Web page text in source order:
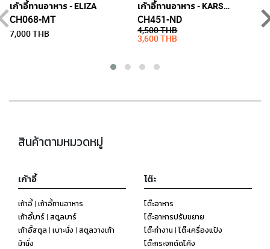
เก้าอี้ทานอาหาร - ELIZA
CH068-MT
7,000 THB
เก้าอี้ทานอาหาร - KARSON
CH451-ND
4,500 THB
3,600 THB
สินค้าตามหมวดหมู่
เก้าอี้
เก้าอี้ | เก้าอี้ทานอาหาร
เก้าอี้บาร์ | สตูลบาร์
เก้าอี้สตูล | เบาะนั่ง | สตูลวางเท้า
ม้านั่ง
โต๊ะ
โต๊ะอาหาร
โต๊ะอาหารปรับขยาย
โต๊ะทำงาน | โต๊ะเครื่องแป้ง
โต๊ะกระจกดัดโค้ง